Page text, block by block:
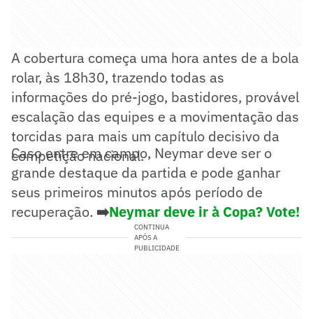
A cobertura começa uma hora antes de a bola
rolar, às 18h30, trazendo todas as
informações do pré-jogo, bastidores, provável
escalação das equipes e a movimentação das
torcidas para mais um capítulo decisivo da
competição nacional.
Caso entre em campo, Neymar deve ser o
grande destaque da partida e pode ganhar
seus primeiros minutos após período de
recuperação. ➡️Neymar deve ir à Copa? Vote!
CONTINUA
APÓS A
PUBLICIDADE